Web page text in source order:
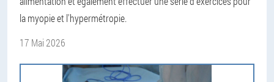
la myopie et l'hypermétropie.
17 Mai 2026